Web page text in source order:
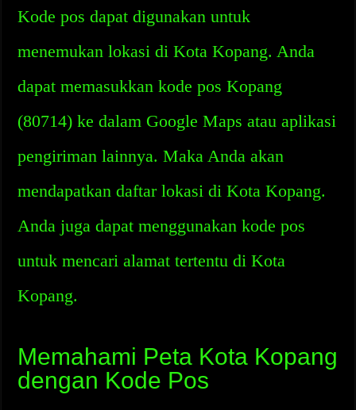
Kode pos dapat digunakan untuk
menemukan lokasi di Kota Kopang. Anda
dapat memasukkan kode pos Kopang
(80714) ke dalam Google Maps atau aplikasi
pengiriman lainnya. Maka Anda akan
mendapatkan daftar lokasi di Kota Kopang.
Anda juga dapat menggunakan kode pos
untuk mencari alamat tertentu di Kota
Kopang.
Memahami Peta Kota Kopang
dengan Kode Pos